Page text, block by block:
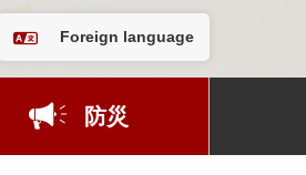
Foreign language
防災